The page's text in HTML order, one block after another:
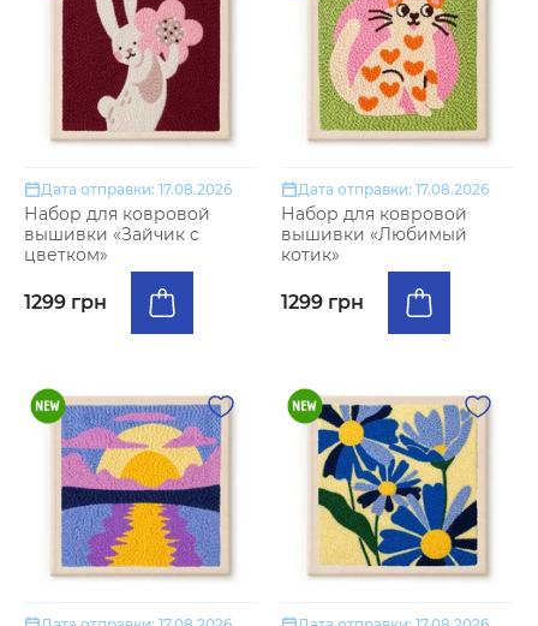
Дата отправки: 17.08.2026
Набор для ковровой
вышивки «Зайчик с
цветком»
1299 грн
Дата отправки: 17.08.2026
Набор для ковровой
вышивки «Любимый
котик»
1299 грн